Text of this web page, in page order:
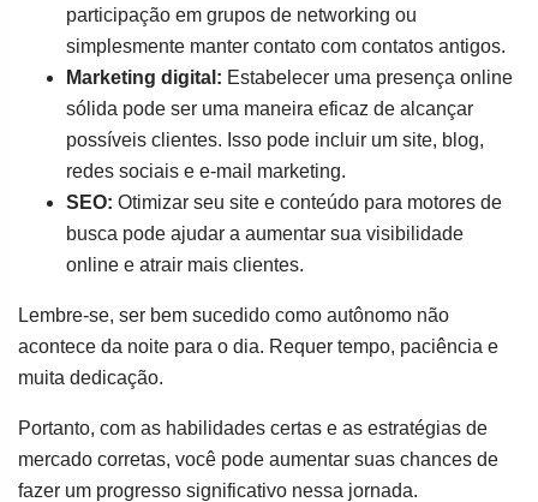
participação em grupos de networking ou
simplesmente manter contato com contatos antigos.
Marketing digital: Estabelecer uma presença online
sólida pode ser uma maneira eficaz de alcançar
possíveis clientes. Isso pode incluir um site, blog,
redes sociais e e-mail marketing.
SEO: Otimizar seu site e conteúdo para motores de
busca pode ajudar a aumentar sua visibilidade
online e atrair mais clientes.
Lembre-se, ser bem sucedido como autônomo não
acontece da noite para o dia. Requer tempo, paciência e
muita dedicação.
Portanto, com as habilidades certas e as estratégias de
mercado corretas, você pode aumentar suas chances de
fazer um progresso significativo nessa jornada.